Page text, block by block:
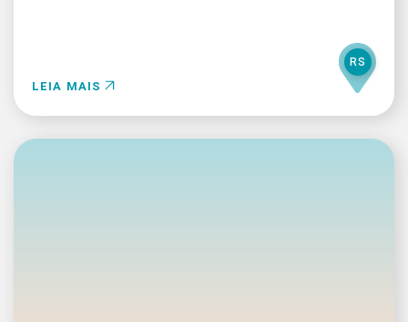
LEIA MAIS
RS